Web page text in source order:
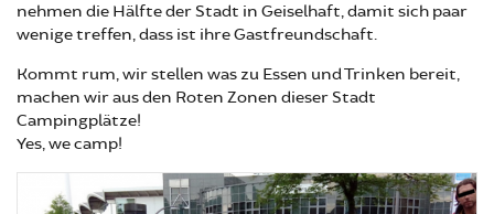
nehmen die Hälfte der Stadt in Geiselhaft, damit sich paar
wenige treffen, dass ist ihre Gastfreundschaft.
Kommt rum, wir stellen was zu Essen und Trinken bereit,
machen wir aus den Roten Zonen dieser Stadt
Campingplätze!
Yes, we camp!